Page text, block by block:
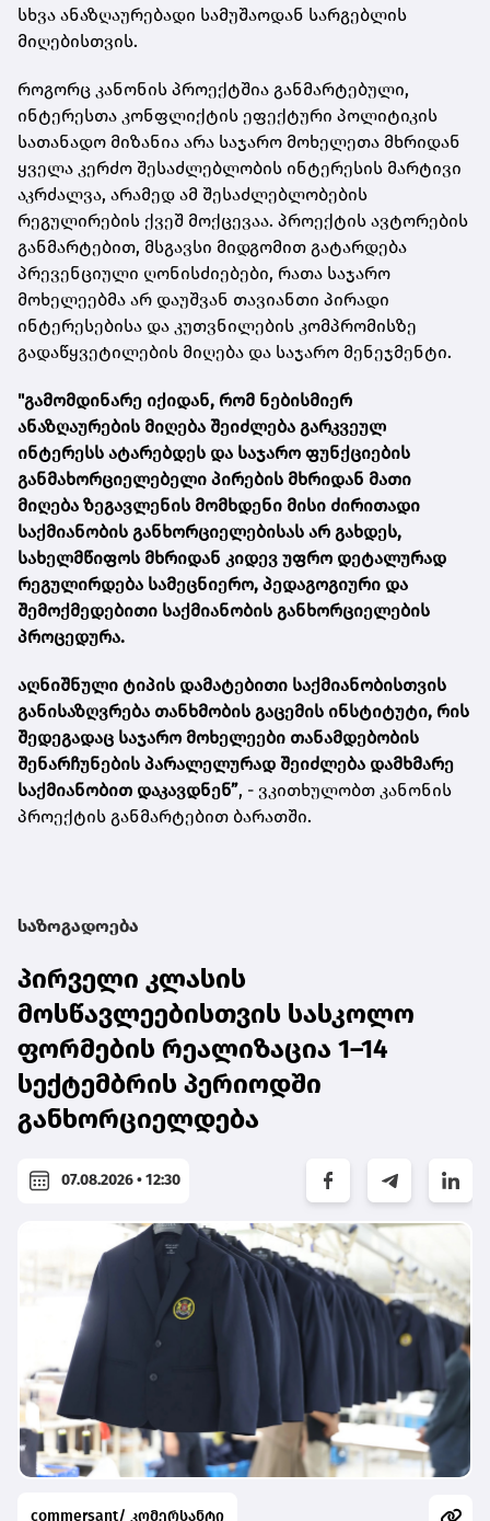
სხვა ანაზღაურებადი სამუშაოდან სარგებლის
მიღებისთვის.
როგორც კანონის პროექტშია განმარტებული,
ინტერესთა კონფლიქტის ეფექტური პოლიტიკის
სათანადო მიზანია არა საჯარო მოხელეთა მხრიდან
ყველა კერძო შესაძლებლობის ინტერესის მარტივი
აკრძალვა, არამედ ამ შესაძლებლობების
რეგულირების ქვეშ მოქცევაა. პროექტის ავტორების
განმარტებით, მსგავსი მიდგომით გატარდება
პრევენციული ღონისძიებები, რათა საჯარო
მოხელეებმა არ დაუშვან თავიანთი პირადი
ინტერესებისა და კუთვნილების კომპრომისზე
გადაწყვეტილების მიღება და საჯარო მენეჯმენტი.
"გამომდინარე იქიდან, რომ ნებისმიერ
ანაზღაურების მიღება შეიძლება გარკვეულ
ინტერესს ატარებდეს და საჯარო ფუნქციების
განმახორციელებელი პირების მხრიდან მათი
მიღება ზეგავლენის მომხდენი მისი ძირითადი
საქმიანობის განხორციელებისას არ გახდეს,
სახელმწიფოს მხრიდან კიდევ უფრო დეტალურად
რეგულირდება სამეცნიერო, პედაგოგიური და
შემოქმედებითი საქმიანობის განხორციელების
პროცედურა.
აღნიშნული ტიპის დამატებითი საქმიანობისთვის
განისაზღვრება თანხმობის გაცემის ინსტიტუტი, რის
შედეგადაც საჯარო მოხელეები თანამდებობის
შენარჩუნების პარალელურად შეიძლება დამხმარე
საქმიანობით დაკავდნენ”, - ვკითხულობთ კანონის
პროექტის განმარტებით ბარათში.
საზოგადოება
პირველი კლასის
მოსწავლეებისთვის სასკოლო
ფორმების რეალიზაცია 1–14
სექტემბრის პერიოდში
განხორციელდება
07.08.2026 • 12:30
commersant/ კომერსანტი